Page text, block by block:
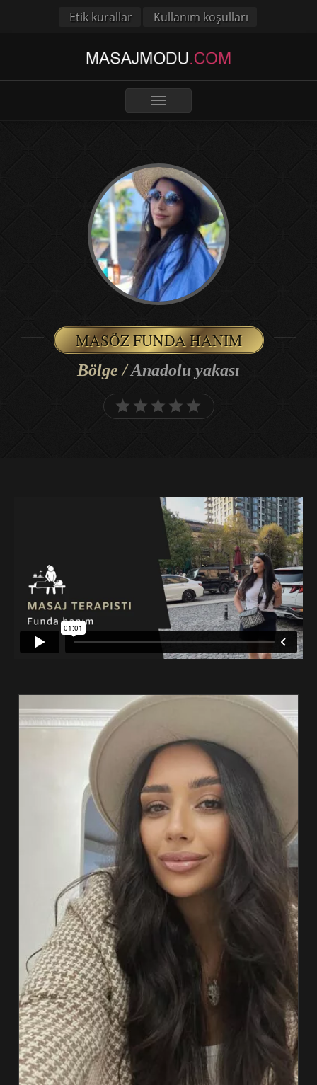
Etik kurallar Kullanım koşulları
Toggle
navigation
MASÖZ FUNDA HANIM
Bölge /Anadolu yakası